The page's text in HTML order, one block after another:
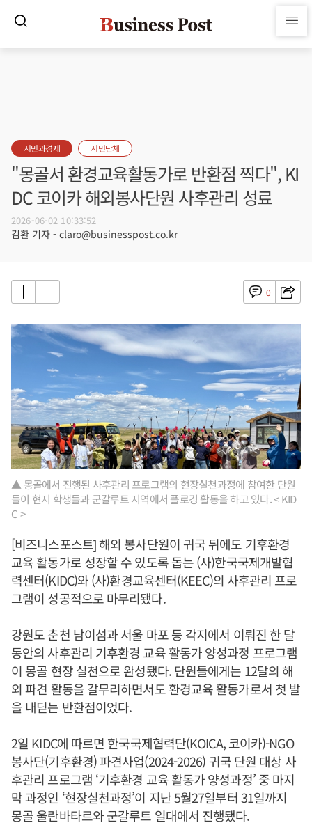
시민과경제 시민단체
"몽골서 환경교육활동가로 반환점 찍다", KI
DC 코이카 해외봉사단원 사후관리 성료
2026-06-02 10:33:52
김환 기자 - claro@businesspost.co.kr
0
▲ 몽골에서 진행된 사후관리 프로그램의 현장실천과정에 참여한 단원
들이 현지 학생들과 군갈루트 지역에서 플로깅 활동을 하고 있다. < KID
C >
[비즈니스포스트] 해외 봉사단원이 귀국 뒤에도 기후환경
교육 활동가로 성장할 수 있도록 돕는 (사)한국국제개발협
력센터(KIDC)와 (사)환경교육센터(KEEC)의 사후관리 프로
그램이 성공적으로 마무리됐다.
강원도 춘천 남이섬과 서울 마포 등 각지에서 이뤄진 한 달
동안의 사후관리 기후환경 교육 활동가 양성과정 프로그램
이 몽골 현장 실천으로 완성됐다. 단원들에게는 12달의 해
외 파견 활동을 갈무리하면서도 환경교육 활동가로서 첫 발
을 내딛는 반환점이었다.
2일 KIDC에 따르면 한국국제협력단(KOICA, 코이카)-NGO
봉사단(기후환경) 파견사업(2024-2026) 귀국 단원 대상 사
후관리 프로그램 ‘기후환경 교육 활동가 양성과정’ 중 마지
막 과정인 ‘현장실천과정’이 지난 5월27일부터 31일까지
몽골 울란바타르와 군갈루트 일대에서 진행됐다.